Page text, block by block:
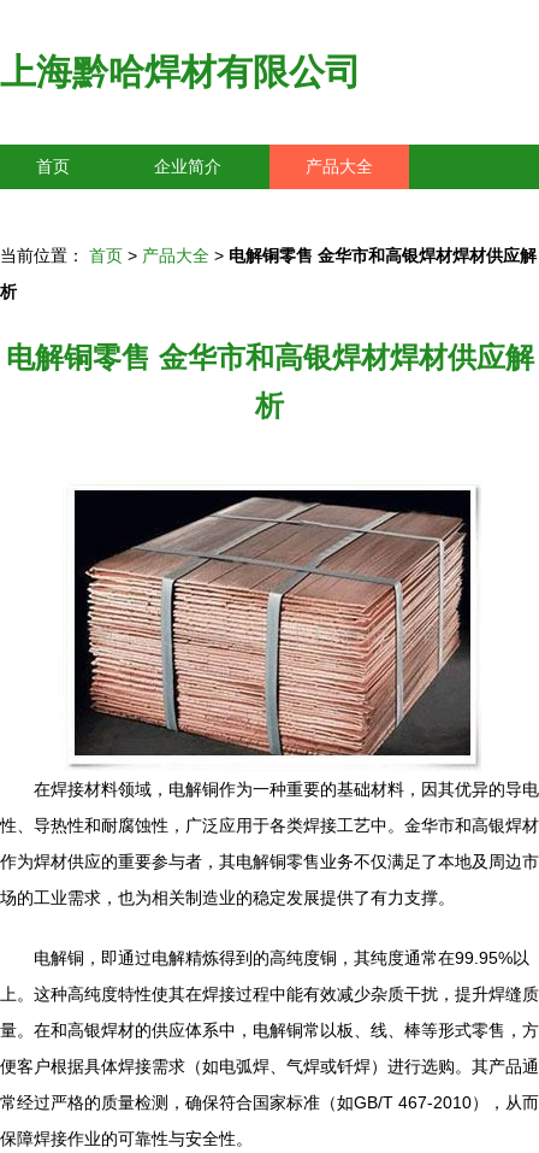
上海黔哈焊材有限公司
首页 企业简介 产品大全
当前位置： 首页 > 产品大全 > 电解铜零售 金华市和高银焊材焊材供应解
析
电解铜零售 金华市和高银焊材焊材供应解
析
在焊接材料领域，电解铜作为一种重要的基础材料，因其优异的导电
性、导热性和耐腐蚀性，广泛应用于各类焊接工艺中。金华市和高银焊材
作为焊材供应的重要参与者，其电解铜零售业务不仅满足了本地及周边市
场的工业需求，也为相关制造业的稳定发展提供了有力支撑。
电解铜，即通过电解精炼得到的高纯度铜，其纯度通常在99.95%以
上。这种高纯度特性使其在焊接过程中能有效减少杂质干扰，提升焊缝质
量。在和高银焊材的供应体系中，电解铜常以板、线、棒等形式零售，方
便客户根据具体焊接需求（如电弧焊、气焊或钎焊）进行选购。其产品通
常经过严格的质量检测，确保符合国家标准（如GB/T 467-2010），从而
保障焊接作业的可靠性与安全性。